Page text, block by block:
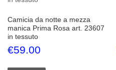
Camicia da notte a mezza
manica Prima Rosa art. 23607
in tessuto
€59.00